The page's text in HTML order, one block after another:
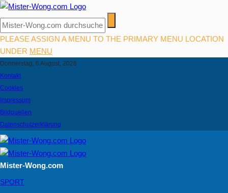
PLEASE ASSIGN A MENU TO THE PRIMARY MENU LOCATION
UNDER MENU
Donnerstag, 6 August, 2026
Kontakt
Cookies
Impressum
Bildquellen
Datenschutzerklärung
Mister-Wong.com
SPORT